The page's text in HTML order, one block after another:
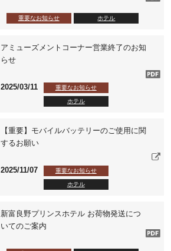
重要なお知らせ ホテル
アミューズメントコーナー営業終了のお知
らせ
2025/03/11 重要なお知らせ
ホテル
【重要】モバイルバッテリーのご使用に関
するお願い
2025/11/07 重要なお知らせ
ホテル
新富良野プリンスホテル お荷物発送につ
いてのご案内